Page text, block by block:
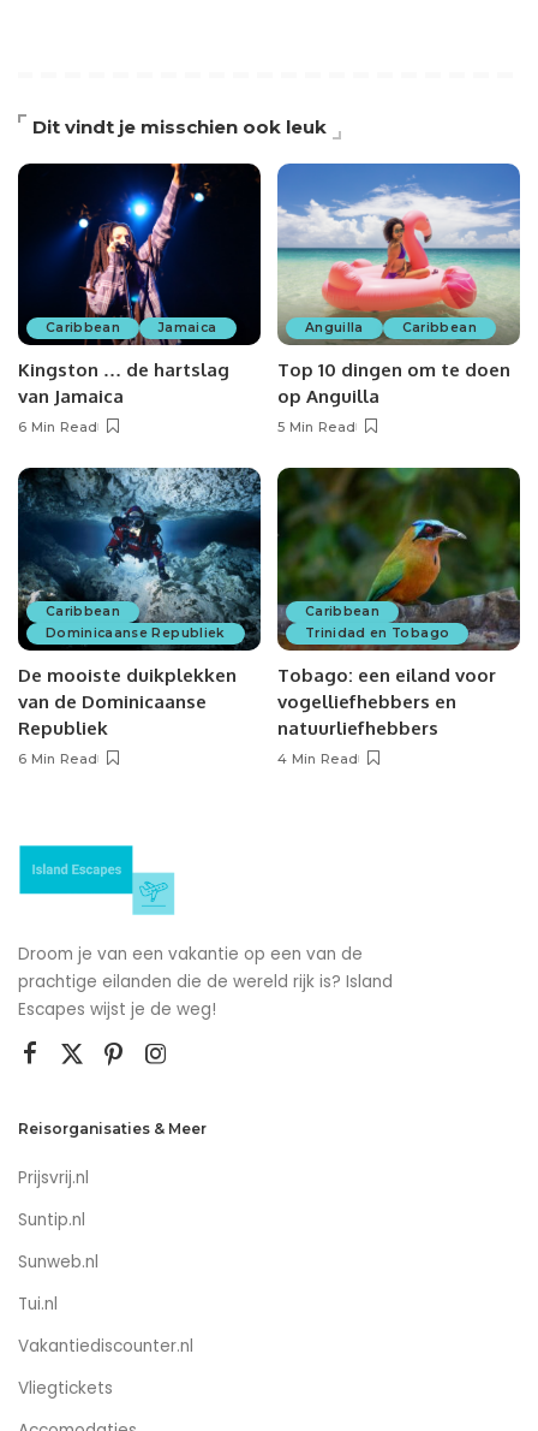
Dit vindt je misschien ook leuk
Caribbean Jamaica
Kingston … de hartslag
van Jamaica
6 Min Read
Anguilla Caribbean
Top 10 dingen om te doen
op Anguilla
5 Min Read
Caribbean
Dominicaanse Republiek
De mooiste duikplekken
van de Dominicaanse
Republiek
6 Min Read
Caribbean
Trinidad en Tobago
Tobago: een eiland voor
vogelliefhebbers en
natuurliefhebbers
4 Min Read
Droom je van een vakantie op een van de
prachtige eilanden die de wereld rijk is? Island
Escapes wijst je de weg!
Reisorganisaties & Meer
Prijsvrij.nl
Suntip.nl
Sunweb.nl
Tui.nl
Vakantiediscounter.nl
Vliegtickets